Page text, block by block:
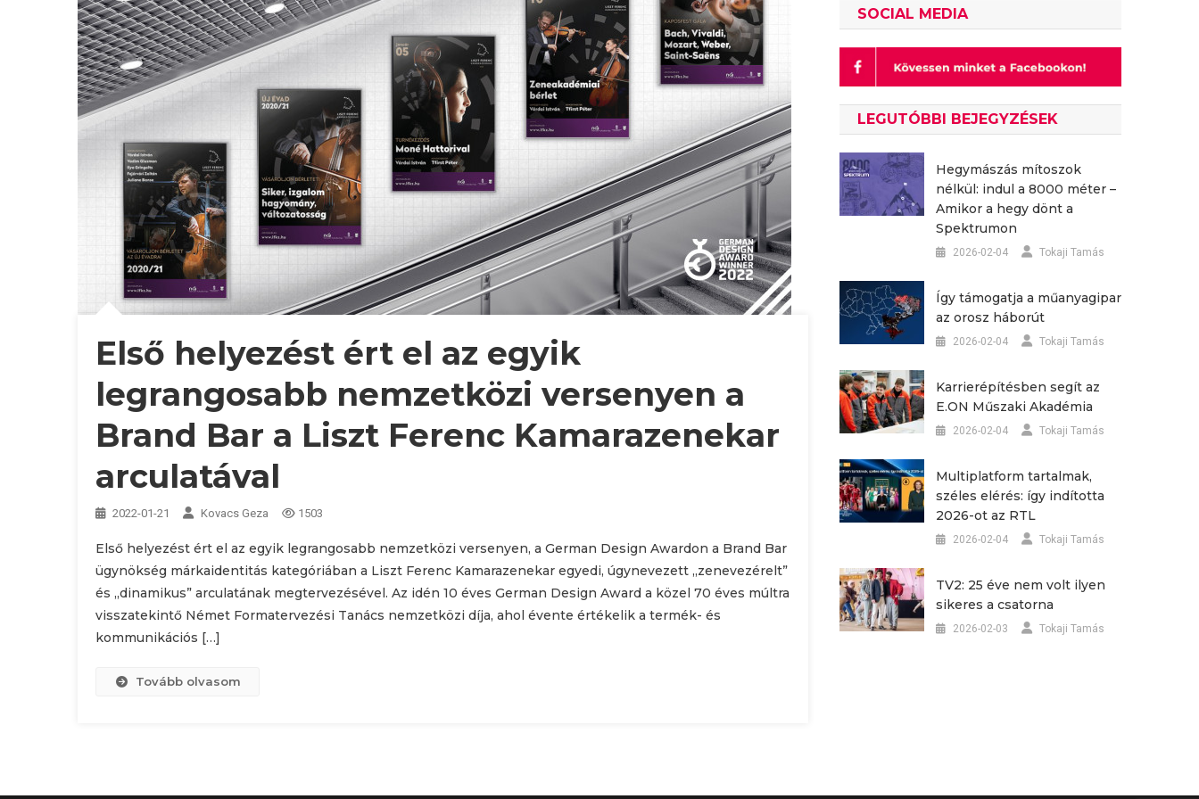
Első helyezést ért el az egyik
legrangosabb nemzetközi versenyen a
Brand Bar a Liszt Ferenc Kamarazenekar
arculatával
2022-01-21 Kovacs Geza 1503
Első helyezést ért el az egyik legrangosabb nemzetközi versenyen, a German Design Awardon a Brand Bar
ügynökség márkaidentitás kategóriában a Liszt Ferenc Kamarazenekar egyedi, úgynevezett „zenevezérelt”
és „dinamikus” arculatának megtervezésével. Az idén 10 éves German Design Award a közel 70 éves múltra
visszatekintő Német Formatervezési Tanács nemzetközi díja, ahol évente értékelik a termék- és
kommunikációs […]
Tovább olvasom
SOCIAL MEDIA
LEGUTÓBBI BEJEGYZÉSEK
Hegymászás mítoszok
nélkül: indul a 8000 méter –
Amikor a hegy dönt a
Spektrumon
2026-02-04 Tokaji Tamás
Így támogatja a műanyagipar
az orosz háborút
2026-02-04 Tokaji Tamás
Karrierépítésben segít az
E.ON Műszaki Akadémia
2026-02-04 Tokaji Tamás
Multiplatform tartalmak,
széles elérés: így indította
2026-ot az RTL
2026-02-04 Tokaji Tamás
TV2: 25 éve nem volt ilyen
sikeres a csatorna
2026-02-03 Tokaji Tamás